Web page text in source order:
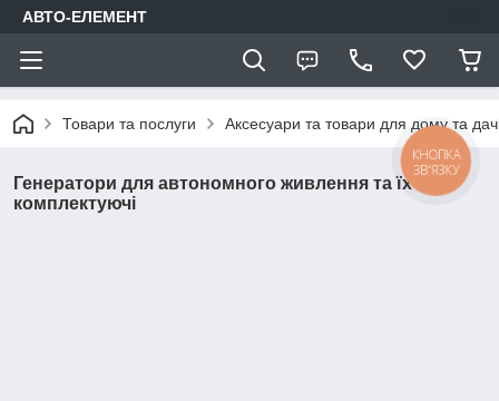
АВТО-ЕЛЕМЕНТ
Товари та послуги Аксесуари та товари для дому та
Генератори для автономного живлення та їх
комплектуючі
КНОПКА
ЗВ'ЯЗКУ